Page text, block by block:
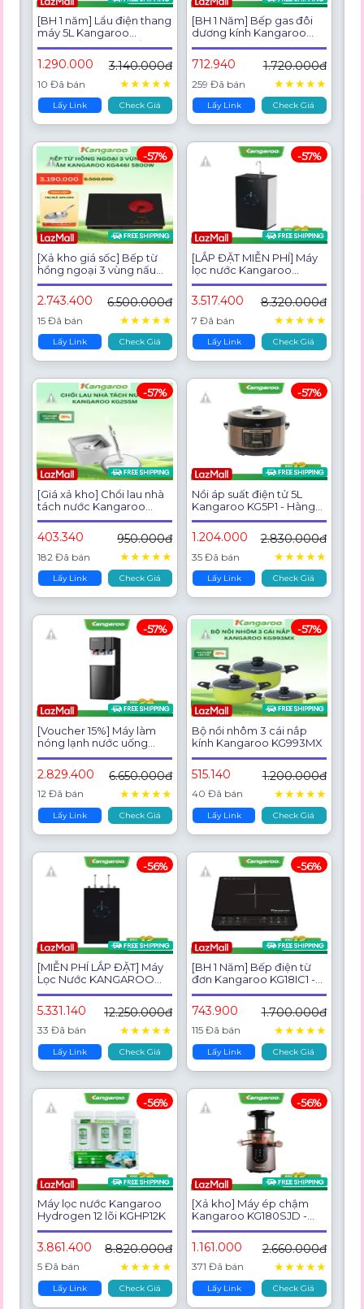
[BH 1 năm] Lẩu điện thang
máy 5L Kangaroo
KGEH5D1 - công suất
1800W
1.290.000 3.140.000đ
10 Đã bán ★★★★★
Lấy Link Check Giá
[BH 1 Năm] Bếp gas đôi
dương kính Kangaroo
KG526M - Hàng chính
hãng
712.940 1.720.000đ
259 Đã bán ★★★★★
Lấy Link Check Giá
[Xả kho giá sốc] Bếp từ
hồng ngoại 3 vùng nấu
âm Kangaroo KG446i
5800W - Bảo hành 1 năm
2.743.400 6.500.000đ
15 Đã bán ★★★★★
Lấy Link Check Giá
-57%
[LẮP ĐẶT MIỄN PHÍ] Máy
lọc nước Kangaroo
Hydrogen 9 lõi
KG100ESGSA9
3.517.400 8.320.000đ
7 Đã bán ★★★★★
Lấy Link Check Giá
-57%
[Giá xả kho] Chổi lau nhà
tách nước Kangaroo
KG25SM - Hàng chính
hãng
403.340 950.000đ
182 Đã bán ★★★★★
Lấy Link Check Giá
-57%
Nồi áp suất điện tử 5L
Kangaroo KG5P1 - Hàng
chính hãng
1.204.000 2.830.000đ
35 Đã bán ★★★★★
Lấy Link Check Giá
-57%
[Voucher 15%] Máy làm
nóng lạnh nước uống
Kangaroo KG599A3
2.829.400 6.650.000đ
12 Đã bán ★★★★★
Lấy Link Check Giá
-57%
Bộ nồi nhôm 3 cái nắp
kính Kangaroo KG993MX
515.140 1.200.000đ
40 Đã bán ★★★★★
Lấy Link Check Giá
-57%
[MIỄN PHÍ LẮP ĐẶT] Máy
Lọc Nước KANGAROO
RO Nóng Lạnh INFINITY
KG10A2I
5.331.140 12.250.000đ
33 Đã bán ★★★★★
Lấy Link Check Giá
-56%
[BH 1 Năm] Bếp điện từ
đơn Kangaroo KG18IC1 -
Hàng chính hãng
743.900 1.700.000đ
115 Đã bán ★★★★★
Lấy Link Check Giá
-56%
Máy lọc nước Kangaroo
Hydrogen 12 lõi KGHP12K
3.861.400 8.820.000đ
5 Đã bán ★★★★★
Lấy Link Check Giá
-56%
[Xả kho] Máy ép chậm
Kangaroo KG180SJD -
Hàng chính hãng - BH 1
năm
1.161.000 2.660.000đ
371 Đã bán ★★★★★
Lấy Link Check Giá
-56%